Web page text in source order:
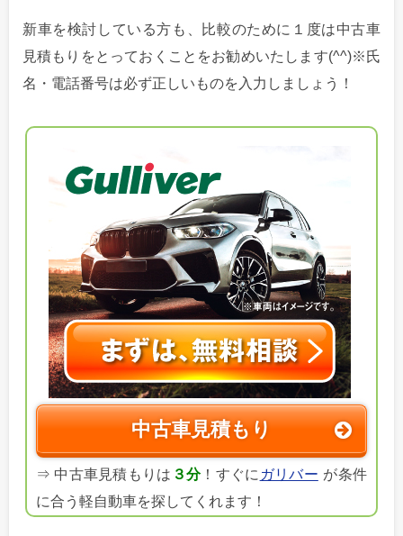
新車を検討している方も、比較のために１度は中古車
見積もりをとっておくことをお勧めいたします(^^)※氏
名・電話番号は必ず正しいものを入力しましょう！
中古車見積もり
⇒ 中古車見積もりは ３分！すぐに ガリバー が条件
に合う軽自動車を探してくれます！